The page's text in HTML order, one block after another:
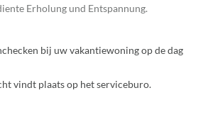
Erholung und Entspannung.
bij uw vakantiewoning op de dag
vindt plaats op het serviceburo.